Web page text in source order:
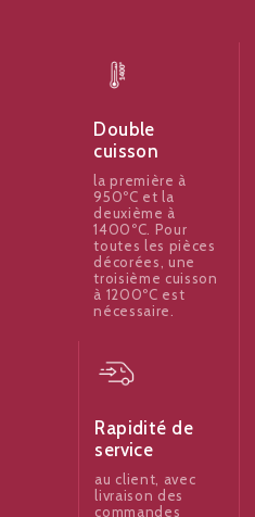
Double
cuisson
la première à
950ºC et la
deuxième à
1400ºC. Pour
toutes les pièces
décorées, une
troisième cuisson
à 1200ºC est
nécessaire.
Rapidité de
service
au client, avec
livraison des
commandes